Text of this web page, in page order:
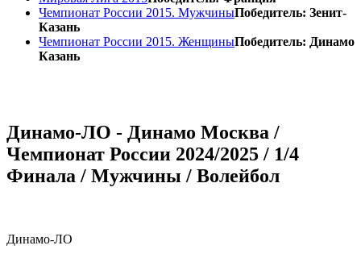
Чемпионат России 2015. МужчиныПобедитель: Зенит-
Казань
Чемпионат России 2015. ЖенщиныПобедитель: Динамо
Казань
Динамо-ЛО - Динамо Москва /
Чемпионат России 2024/2025 / 1/4
Финала / Мужчины / Волейбол
Динамо-ЛО